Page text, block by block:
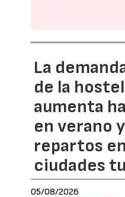
La
de la
aumenta
en verano
repartos
ciudades
05/08/2026